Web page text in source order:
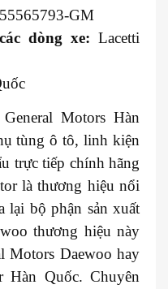
55565793-GM
dòng xe: Lacetti
Motors Hàn
tùng ô tô, linh kiện
trực tiếp chính hãng
là thương hiệu nổi
lại bộ phận sản xuất
thương hiệu này
Motors Daewoo hay
Hàn Quốc. Chuyên